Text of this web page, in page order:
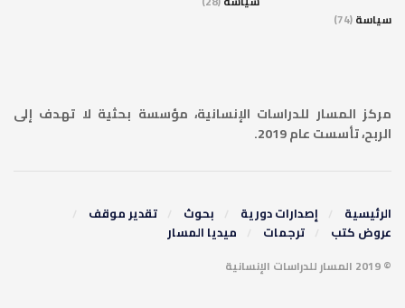
سياسة(74)
مركز المسار للدراسات الإنسانية، مؤسسة بحثية لا تهدف إلى
الربح، تأسست عام 2019.
الرئيسية إصدارات دورية بحوث
تقدير موقف
عروض كتب
ترجمات ميديا المسار
© 2019 المسار للدراسات الإنسانية